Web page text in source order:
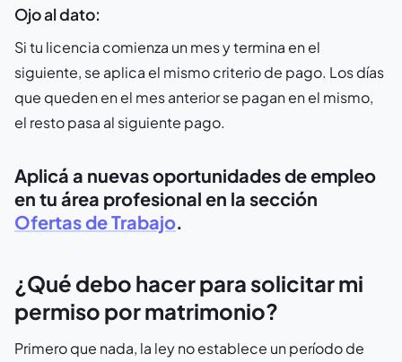
Ojo al dato:
Si tu licencia comienza un mes y termina en el
siguiente, se aplica el mismo criterio de pago. Los días
que queden en el mes anterior se pagan en el mismo,
el resto pasa al siguiente pago.
Aplicá a nuevas oportunidades de empleo
en tu área profesional en la sección
Ofertas de Trabajo.
¿Qué debo hacer para solicitar mi
permiso por matrimonio?
Primero que nada, la ley no establece un período de